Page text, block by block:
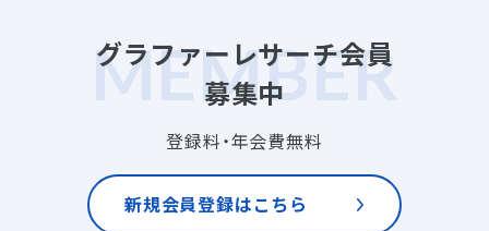
グラファーレサーチ会員
募集中
登録料・年会費無料
新規会員登録はこちら